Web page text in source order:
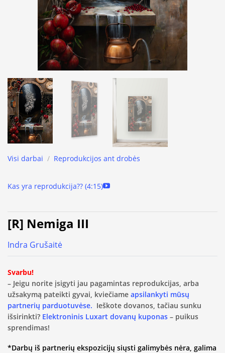
Visi darbai / Reprodukcijos ant drobės
Kas yra reprodukcija?? (4:15)
[R] Nemiga III
Indra Grušaitė
Svarbu!
– Jeigu norite įsigyti jau pagamintas reprodukcijas, arba
užsakymą pateikti gyvai, kviečiame apsilankyti mūsų
partnerių parduotuvėse. Ieškote dovanos, tačiau sunku
išsirinkti? Elektroninis Luxart dovanų kuponas – puikus
sprendimas!
*Darbų iš partnerių ekspozicijų siųsti galimybės nėra, galima